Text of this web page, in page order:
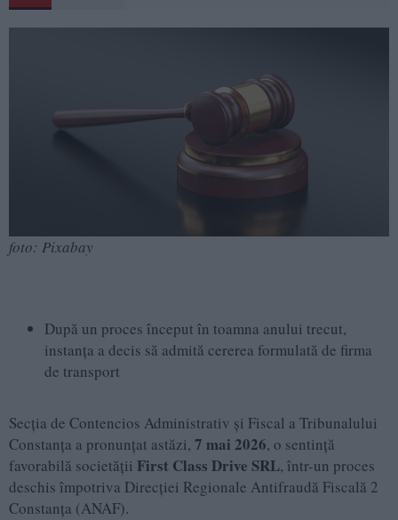
foto: Pixabay
După un proces început în toamna anului trecut,
instanța a decis să admită cererea formulată de firma
de transport
Secția de Contencios Administrativ și Fiscal a Tribunalului
Constanța a pronunțat astăzi, 7 mai 2026, o sentință
favorabilă societății First Class Drive SRL, într-un proces
deschis împotriva Direcției Regionale Antifraudă Fiscală 2
Constanța (ANAF).